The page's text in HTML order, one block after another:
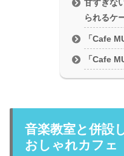
甘すぎな
られるケ
「Cafe
「Cafe
音楽教室と併設
おしゃれカフェ